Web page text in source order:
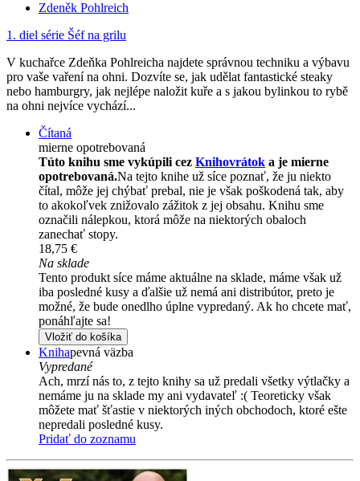
Zdeněk Pohlreich
1. diel série Šéf na grilu
V kuchařce Zdeňka Pohlreicha najdete správnou techniku a výbavu
pro vaše vaření na ohni. Dozvíte se, jak udělat fantastické steaky
nebo hamburgry, jak nejlépe naložit kuře a s jakou bylinkou to rybě
na ohni nejvíce vychází...
Čítaná
mierne opotrebovaná
Túto knihu sme vykúpili cez Knihovrátok a je mierne
opotrebovaná.Na tejto knihe už síce poznať, že ju niekto
čítal, môže jej chýbať prebal, nie je však poškodená tak, aby
to akokoľvek znižovalo zážitok z jej obsahu. Knihu sme
označili nálepkou, ktorá môže na niektorých obaloch
zanechať stopy.
18,75 €
Na sklade
Tento produkt síce máme aktuálne na sklade, máme však už
iba posledné kusy a ďalšie už nemá ani distribútor, preto je
možné, že bude onedlho úplne vypredaný. Ak ho chcete mať,
ponáhľajte sa!
Vložiť do košíka
Knihapevná väzba
Vypredané
Ach, mrzí nás to, z tejto knihy sa už predali všetky výtlačky a
nemáme ju na sklade my ani vydavateľ :( Teoreticky však
môžete mať šťastie v niektorých iných obchodoch, ktoré ešte
nepredali posledné kusy.
Pridať do zoznamu